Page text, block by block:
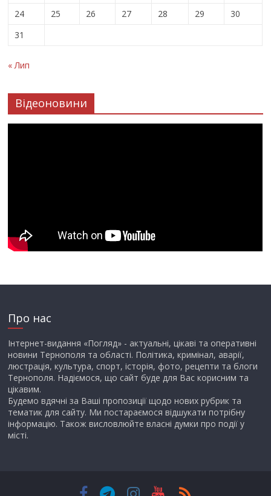
24
25 26 27 28 29
30
31
« Лип
Відеоновини
Про нас
Інтернет-видання «Погляд» - актуальні, цікаві та оперативні
новини Тернополя та області. Політика, кримінал, аварії,
люстрація, культура, спорт, історія, фото, рецепти та блоги
Тернополя. Надіємося, що сайт буде для Вас корисним та
цікавим.
Будемо вдячні за Ваші пропозиції щодо нових рубрик та
тематик для сайту. Ми постараємося відшукати потрібну
інформацію. Також висловлюйте власні думки про події у
місті.